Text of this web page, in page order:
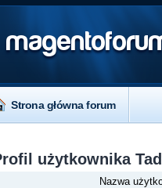
Strona główna forum
użytkownika
Nazwa